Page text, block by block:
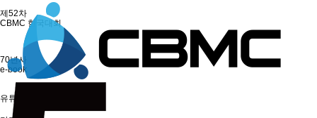
제52차
CBMC 한국대회
70년사
e-book
유튜브